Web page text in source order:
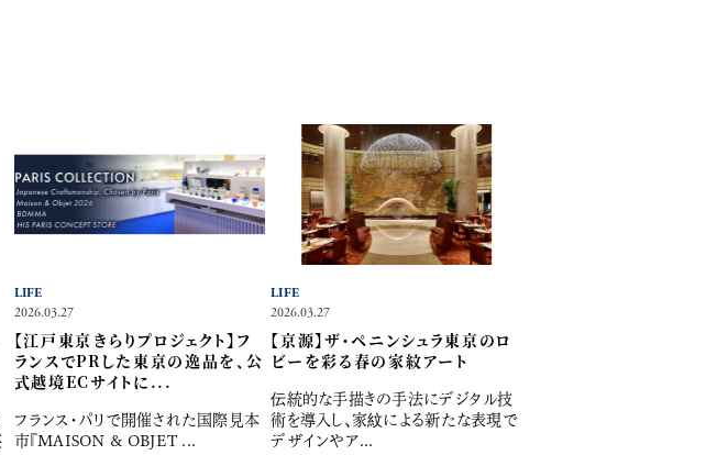
2026.03.27
【江戸東京きらりプロジェクト】フ
ランスでPRした東京の逸品を、公
式越境ECサイトに...
フランス・パリで開催された国際見本
市『MAISON & OBJET ...
LIFE
2026.03.27
【京源】ザ・ペニンシュラ東京のロ
ビーを彩る春の家紋アート
伝統的な手描きの手法にデジタル技
術を導入し、家紋による新たな表現で
デザインやア...
LIFE